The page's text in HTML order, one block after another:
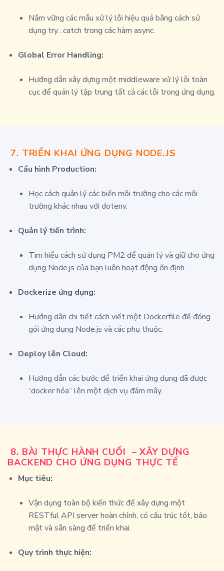
Nắm vững các mẫu xử lý lỗi hiệu quả bằng cách sử
dụng try…catch trong các hàm async.
Global Error Handling:
Hướng dẫn xây dựng một middleware xử lý lỗi toàn
cục để quản lý tập trung tất cả các lỗi trong ứng dụng.
7. TRIỂN KHAI ỨNG DỤNG NODE.JS
Cấu hình Production:
Học cách quản lý các biến môi trường cho các môi
trường khác nhau với dotenv.
Quản lý tiến trình:
Tìm hiểu cách sử dụng PM2 để quản lý và giữ cho ứng
dụng Node.js của bạn luôn hoạt động ổn định.
Dockerize ứng dụng:
Hướng dẫn chi tiết cách viết một Dockerfile để đóng
gói ứng dụng Node.js và các phụ thuộc.
Deploy lên Cloud:
Hướng dẫn các bước để triển khai ứng dụng đã được
“docker hóa” lên một dịch vụ đám mây.
8. BÀI THỰC HÀNH CUỐI – XÂY DỰNG
BACKEND CHO ỨNG DỤNG THỰC TẾ
Mục tiêu:
Vận dụng toàn bộ kiến thức để xây dựng một
RESTful API server hoàn chỉnh, có cấu trúc tốt, bảo
mật và sẵn sàng để triển khai.
Quy trình thực hiện: